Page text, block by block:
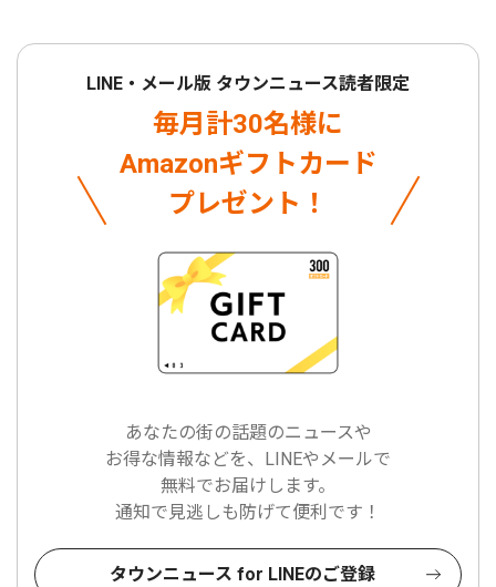
LINE・メール版 タウンニュース読者限定
毎月計30名様に
Amazonギフトカード
プレゼント！
あなたの街の話題のニュースや
お得な情報などを、LINEやメールで
無料でお届けします。
通知で見逃しも防げて便利です！
タウンニュース for LINEのご登録